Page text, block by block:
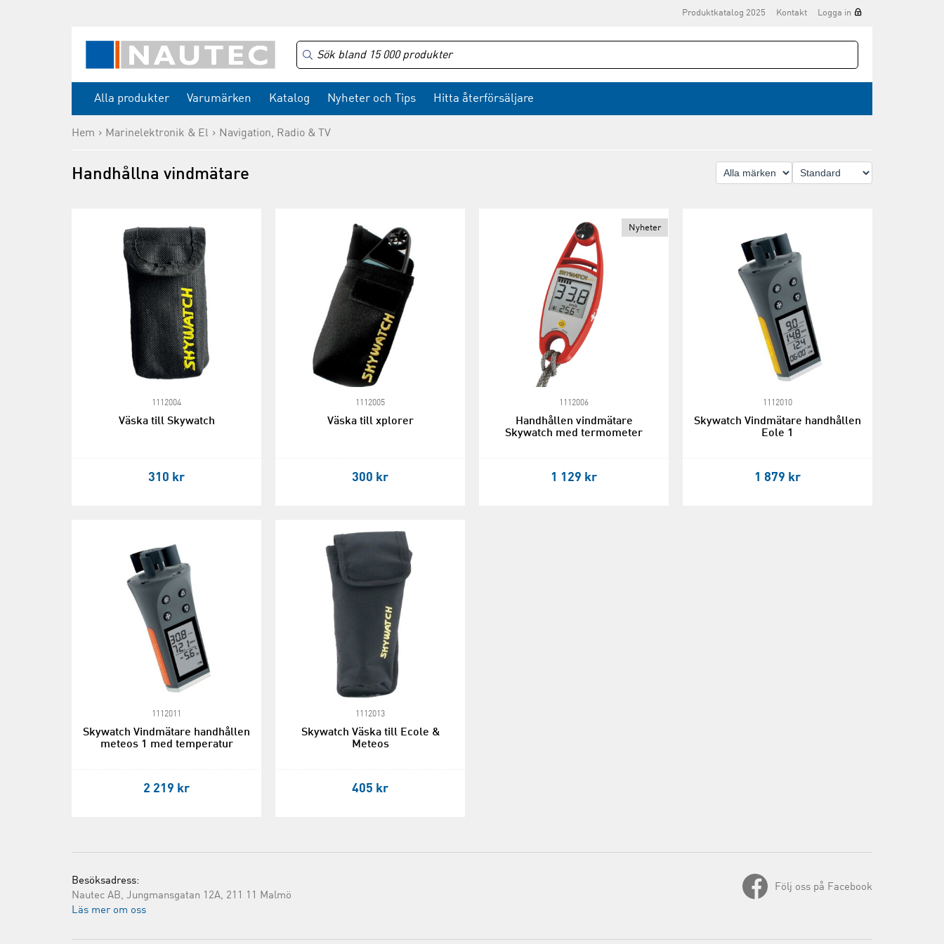
Produktkatalog 2025 Kontakt Logga in
Alla produkter Varumärken Katalog Nyheter och Tips Hitta återförsäljare
Hem Marinelektronik & El Navigation, Radio & TV
Handhållna vindmätare
1112004
Väska till Skywatch
310 kr
1112005
Väska till xplorer
300 kr
Nyheter
1112006
Handhållen vindmätare
Skywatch med termometer
1 129 kr
1112010
Skywatch Vindmätare handhållen
Eole 1
1 879 kr
1112011
Skywatch Vindmätare handhållen
meteos 1 med temperatur
2 219 kr
1112013
Skywatch Väska till Ecole &
Meteos
405 kr
Besöksadress:
Nautec AB, Jungmansgatan 12A, 211 11 Malmö
Läs mer om oss
Följ oss på Facebook